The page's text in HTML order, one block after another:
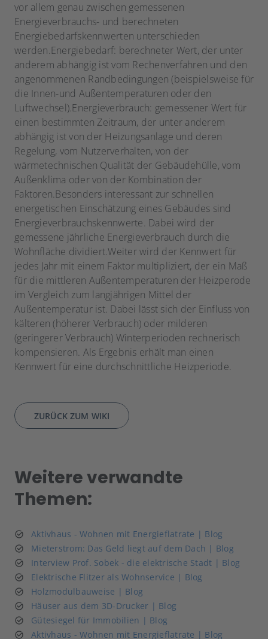
vor allem genau zwischen gemessenen
Energieverbrauchs- und berechneten
Energiebedarfskennwerten unterschieden
werden.Energiebedarf: berechneter Wert, der unter
anderem abhängig ist vom Rechenverfahren und den
angenommenen Randbedingungen (beispielsweise für
die Innen-und Außentemperaturen oder den
Luftwechsel).Energieverbrauch: gemessener Wert für
einen bestimmten Zeitraum, der unter anderem
abhängig ist von der Heizungsanlage und deren
Regelung, vom Nutzerverhalten, von der
wärmetechnischen Qualität der Gebäudehülle, vom
Außenklima oder von der Kombination der
Faktoren.Besonders interessant zur schnellen
energetischen Einschätzung eines Gebäudes sind
Energieverbrauchskennwerte. Dabei wird der
gemessene jährliche Energieverbrauch durch die
Wohnfläche dividiert.Weiter wird der Kennwert für
jedes Jahr mit einem Faktor multipliziert, der ein Maß
für die mittleren Außentemperaturen der Heizperode
im Vergleich zum langjährigen Mittel der
Außentemperatur ist. Dabei lässt sich der Einfluss von
kälteren (höherer Verbrauch) oder milderen
(geringerer Verbrauch) Winterperioden rechnerisch
kompensieren. Als Ergebnis erhält man einen
Kennwert für eine durchschnittliche Heizperiode.
ZURÜCK ZUM WIKI
Weitere verwandte
Themen:
Aktivhaus - Wohnen mit Energieflatrate | Blog
Mieterstrom: Das Geld liegt auf dem Dach | Blog
Interview Prof. Sobek - die elektrische Stadt | Blog
Elektrische Flitzer als Wohnservice | Blog
Holzmodulbauweise | Blog
Häuser aus dem 3D-Drucker | Blog
Gütesiegel für Immobilien | Blog
Aktivhaus - Wohnen mit Energieflatrate | Blog